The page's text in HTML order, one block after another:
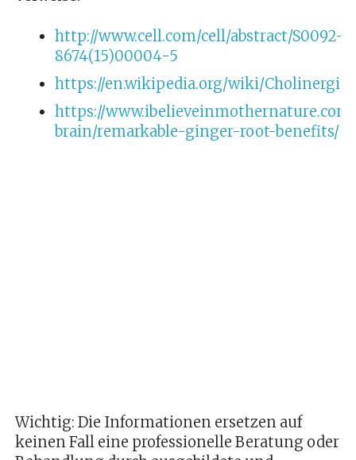
http://www.cell.com/cell/abstract/S0092-
8674(15)00004-5
https://en.wikipedia.org/wiki/
https://
brain/remarkable-ginger-root-benefits/
Wichtig: Die Informationen ersetzen auf
keinen Fall eine professionelle Beratung oder